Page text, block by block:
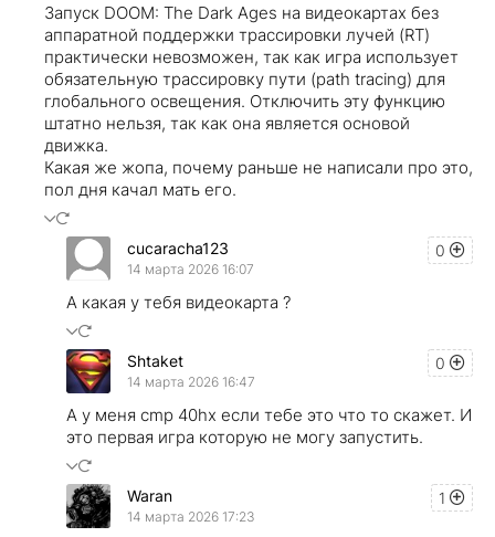
Запуск DOOM: The Dark Ages на видеокартах без
аппаратной поддержки трассировки лучей (RT)
практически невозможен, так как игра использует
обязательную трассировку пути (path tracing) для
глобального освещения. Отключить эту функцию
штатно нельзя, так как она является основой
движка.
Какая же жопа, почему раньше не написали про это,
пол дня качал мать его.
0
cucaracha123
14 марта 2026 16:07
А какая у тебя видеокарта ?
0
Shtaket
14 марта 2026 16:47
А у меня cmp 40hx если тебе это что то скажет. И
это первая игра которую не могу запустить.
1
Waran
14 марта 2026 17:23